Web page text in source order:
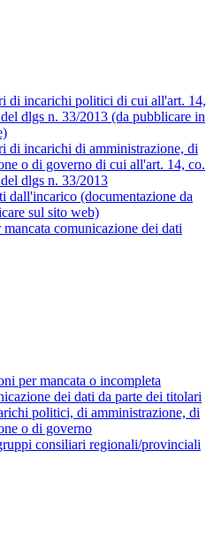
di incarichi politici di cui all'art. 14,
dlgs n. 33/2013 (da pubblicare in
di incarichi di amministrazione, di
o di governo di cui all'art. 14, co.
dlgs n. 33/2013
dall'incarico (documentazione da
sul sito web)
mancata comunicazione dei dati
per mancata o incompleta
dei dati da parte dei titolari
politici, di amministrazione, di
o di governo
consiliari regionali/provinciali